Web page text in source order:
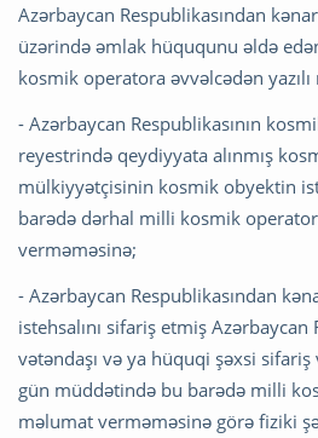
Azərbaycan Respublikasından
üzərində əmlak hüququnu əldə
kosmik operatora əvvəlcədən
- Azərbaycan Respublikasının
reyestrində qeydiyyata alınmış
mülkiyyətçisinin kosmik obyektin
barədə dərhal milli kosmik
verməməsinə;
- Azərbaycan Respublikasından
istehsalını sifariş etmiş Azərbaycan
vətəndaşı və ya hüquqi şəxsi
gün müddətində bu barədə milli
məlumat verməməsinə görə fiziki